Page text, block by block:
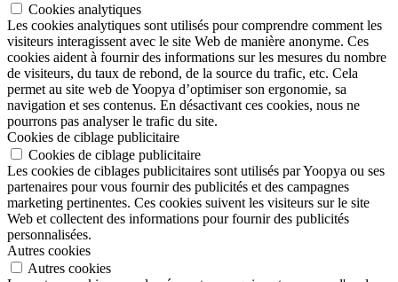
Cookies analytiques
Les cookies analytiques sont utilisés pour comprendre comment les
visiteurs interagissent avec le site Web de manière anonyme. Ces
cookies aident à fournir des informations sur les mesures du nombre
de visiteurs, du taux de rebond, de la source du trafic, etc. Cela
permet au site web de Yoopya d’optimiser son ergonomie, sa
navigation et ses contenus. En désactivant ces cookies, nous ne
pourrons pas analyser le trafic du site.
Cookies de ciblage publicitaire
Cookies de ciblage publicitaire
Les cookies de ciblages publicitaires sont utilisés par Yoopya ou ses
partenaires pour vous fournir des publicités et des campagnes
marketing pertinentes. Ces cookies suivent les visiteurs sur le site
Web et collectent des informations pour fournir des publicités
personnalisées.
Autres cookies
Autres cookies